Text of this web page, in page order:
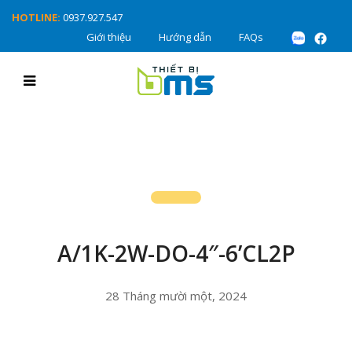
HOTLINE: 0937.927.547
Giới thiệu
Hướng dẫn FAQs
A/1K-2W-DO-4″-6’CL2P
28 Tháng mười một, 2024